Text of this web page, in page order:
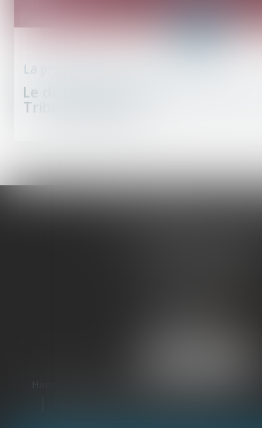
Le déroulement de la procédure
Tribunal Judiciaire
03
La procédure en schéma
SCP LEFEBVRE -